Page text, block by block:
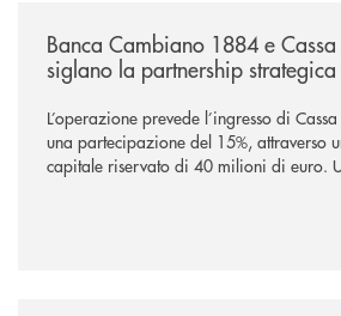
Banca Cambiano 1884 e
siglano la partnership strategica
L’operazione prevede l’ingresso di
una partecipazione del 15%, attraverso
capitale riservato di 40 milioni di euro.
comuni e sulla prossimità ai territori,